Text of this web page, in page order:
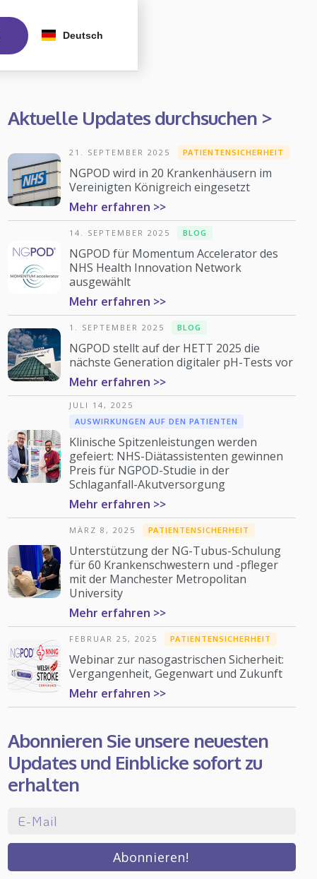
Deutsch
Aktuelle Updates durchsuchen >
21. SEPTEMBER 2025 PATIENTENSICHERHEIT
NGPOD wird in 20 Krankenhäusern im
Vereinigten Königreich eingesetzt
Mehr erfahren >>
14. SEPTEMBER 2025 BLOG
NGPOD für Momentum Accelerator des
NHS Health Innovation Network
ausgewählt
Mehr erfahren >>
1. SEPTEMBER 2025 BLOG
NGPOD stellt auf der HETT 2025 die
nächste Generation digitaler pH-Tests vor
Mehr erfahren >>
JULI 14, 2025
AUSWIRKUNGEN AUF DEN PATIENTEN
Klinische Spitzenleistungen werden
gefeiert: NHS-Diätassistenten gewinnen
Preis für NGPOD-Studie in der
Schlaganfall-Akutversorgung
Mehr erfahren >>
MÄRZ 8, 2025 PATIENTENSICHERHEIT
Unterstützung der NG-Tubus-Schulung
für 60 Krankenschwestern und -pfleger
mit der Manchester Metropolitan
University
Mehr erfahren >>
FEBRUAR 25, 2025 PATIENTENSICHERHEIT
Webinar zur nasogastrischen Sicherheit:
Vergangenheit, Gegenwart und Zukunft
Mehr erfahren >>
Abonnieren Sie unsere neuesten
Updates und Einblicke sofort zu
erhalten